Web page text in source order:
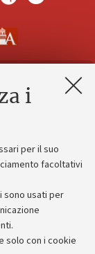
i
per il suo
facoltativi
sono usati per
solo con i cookie